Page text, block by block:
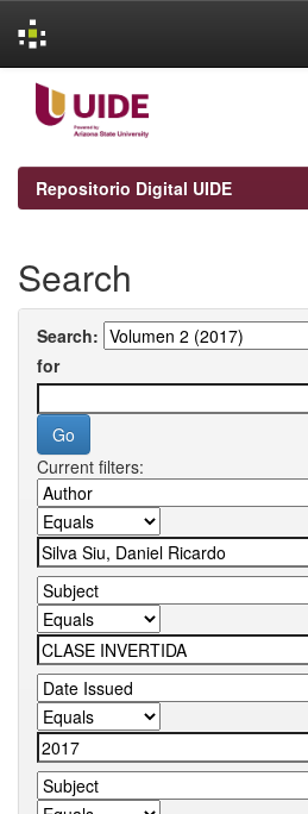
navigation
Repositorio Digital UIDE
Search
Search:
for
Current filters: